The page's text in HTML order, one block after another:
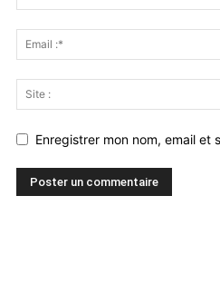
Enregistrer mon nom, email